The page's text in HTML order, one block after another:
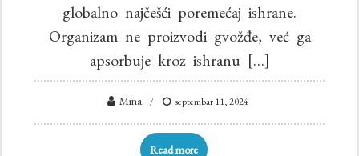
globalno najčešći poremećaj ishrane.
Organizam ne proizvodi gvožđe, već ga
apsorbuje kroz ishranu […]
Mina septembar 11, 2024
Read more